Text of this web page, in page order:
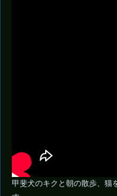
甲斐犬のキクと朝の散歩、猫